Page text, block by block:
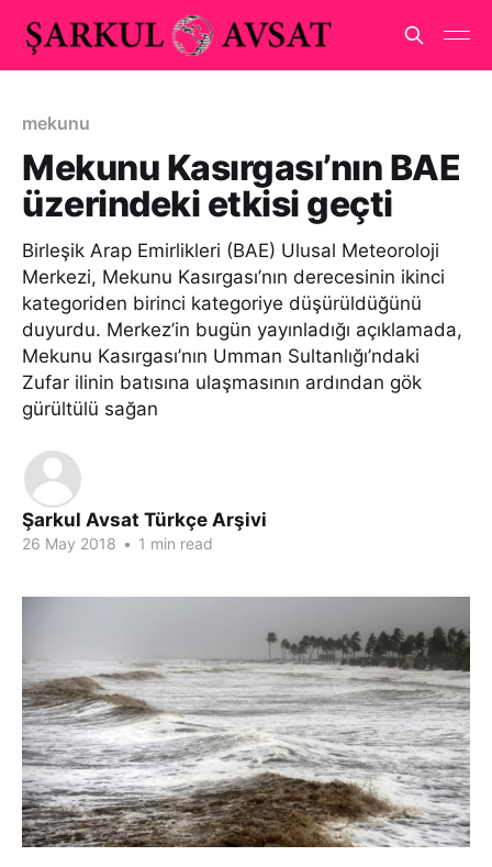
mekunu
Mekunu Kasırgası’nın BAE
üzerindeki etkisi geçti
Birleşik Arap Emirlikleri (BAE) Ulusal Meteoroloji
Merkezi, Mekunu Kasırgası’nın derecesinin ikinci
kategoriden birinci kategoriye düşürüldüğünü
duyurdu. Merkez’in bugün yayınladığı açıklamada,
Mekunu Kasırgası’nın Umman Sultanlığı’ndaki
Zufar ilinin batısına ulaşmasının ardından gök
gürültülü sağan
Şarkul Avsat Türkçe Arşivi
26 May 2018 • 1 min read